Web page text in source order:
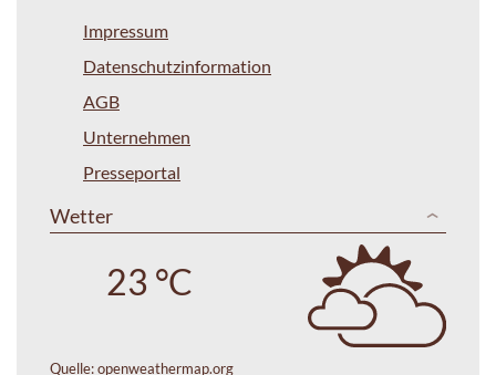
Impressum
Datenschutzinformation
AGB
Unternehmen
Presseportal
Wetter
23 °C
Quelle:openweathermap.org